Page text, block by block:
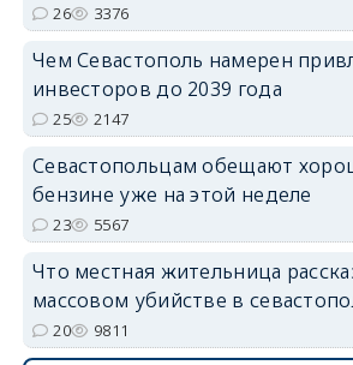
26 3376
Чем Севастополь намерен
инвесторов до 2039 года
25 2147
Севастопольцам обещают
бензине уже на этой неделе
23 5567
Что местная жительница
массовом убийстве в
20 9811